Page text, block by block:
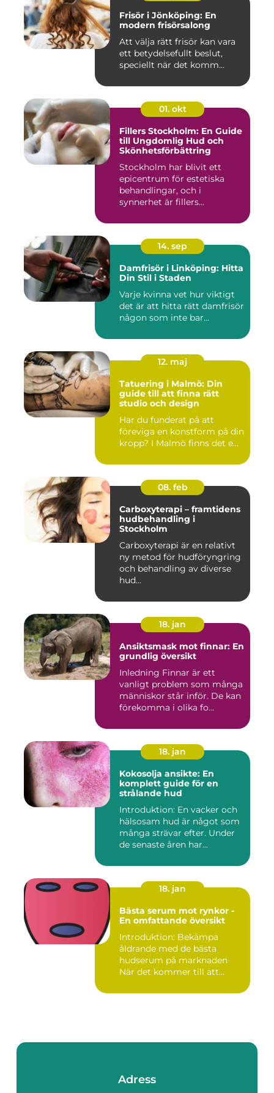
Frisör i Jönköping: En
modern frisörsalong
Att välja rätt frisör kan vara
ett betydelsefullt beslut,
speciellt när det komm...
01. okt
Fillers Stockholm: En Guide
till Ungdomlig Hud och
Skönhetsförbättring
Stockholm har blivit ett
epicentrum för estetiska
behandlingar, och i
synnerhet är fillers...
14. sep
Damfrisör i Linköping: Hitta
Din Stil i Staden
Varje kvinna vet hur viktigt
det är att hitta rätt damfrisör
någon som inte bar...
12. maj
Tatuering i Malmö: Din
guide till att finna rätt
studio och design
Har du funderat på att
föreviga en konstform på din
kropp? I Malmö finns det e...
08. feb
Carboxyterapi – framtidens
hudbehandling i
Stockholm
Carboxyterapi är en relativt
ny metod för hudföryngring
och behandling av diverse
hud...
18. jan
Ansiktsmask mot finnar: En
grundlig översikt
Inledning Finnar är ett
vanligt problem som många
människor står inför. De kan
förekomma i olika fo...
18. jan
Kokosolja ansikte: En
komplett guide för en
strålande hud
Introduktion: En vacker och
hälsosam hud är något som
många strävar efter. Under
de senaste åren har...
18. jan
Bästa serum mot rynkor -
En omfattande översikt
Introduktion: Bekämpa
åldrande med de bästa
hudserum på marknaden
När det kommer till att
Adress